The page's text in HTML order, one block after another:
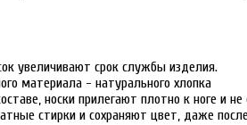
увеличивают срок службы изделия.
материала - натурального хлопка
носки прилегают плотно к ноге и
стирки и сохраняют цвет, даже